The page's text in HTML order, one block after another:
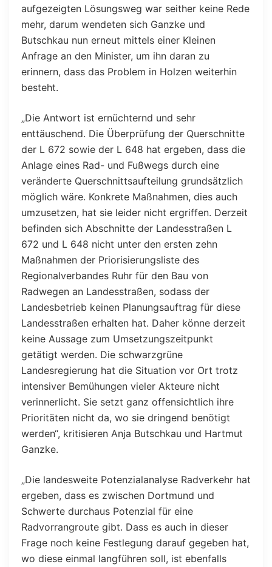
aufgezeigten Lösungsweg war seither keine Rede
mehr, darum wendeten sich Ganzke und
Butschkau nun erneut mittels einer Kleinen
Anfrage an den Minister, um ihn daran zu
erinnern, dass das Problem in Holzen weiterhin
besteht.
„Die Antwort ist ernüchternd und sehr
enttäuschend. Die Überprüfung der Querschnitte
der L 672 sowie der L 648 hat ergeben, dass die
Anlage eines Rad- und Fußwegs durch eine
veränderte Querschnittsaufteilung grundsätzlich
möglich wäre. Konkrete Maßnahmen, dies auch
umzusetzen, hat sie leider nicht ergriffen. Derzeit
befinden sich Abschnitte der Landesstraßen L
672 und L 648 nicht unter den ersten zehn
Maßnahmen der Priorisierungsliste des
Regionalverbandes Ruhr für den Bau von
Radwegen an Landesstraßen, sodass der
Landesbetrieb keinen Planungsauftrag für diese
Landesstraßen erhalten hat. Daher könne derzeit
keine Aussage zum Umsetzungszeitpunkt
getätigt werden. Die schwarzgrüne
Landesregierung hat die Situation vor Ort trotz
intensiver Bemühungen vieler Akteure nicht
verinnerlicht. Sie setzt ganz offensichtlich ihre
Prioritäten nicht da, wo sie dringend benötigt
werden“, kritisieren Anja Butschkau und Hartmut
Ganzke.
„Die landesweite Potenzialanalyse Radverkehr hat
ergeben, dass es zwischen Dortmund und
Schwerte durchaus Potenzial für eine
Radvorrangroute gibt. Dass es auch in dieser
Frage noch keine Festlegung darauf gegeben hat,
wo diese einmal langführen soll, ist ebenfalls